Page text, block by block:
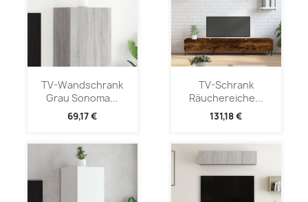
TV-Wandschrank
Grau Sonoma...
69,17 €
TV-Schrank
Räuchereiche...
131,18 €